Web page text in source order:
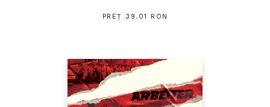
PREȚ 39.01 RON